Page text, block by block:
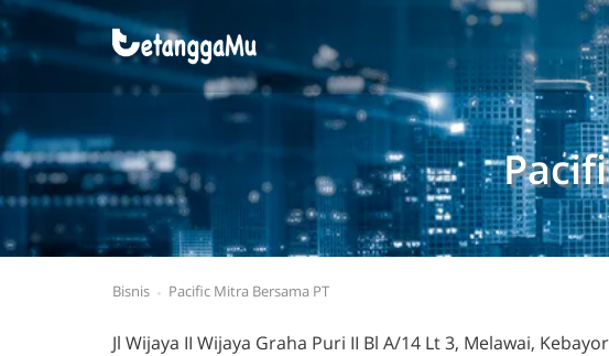
Bisnis Pacific Mitra Bersama PT
Jl Wijaya II Wijaya Graha Puri II Bl A/14 Lt 3, Melawai,